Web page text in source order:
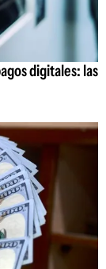
digitales: las